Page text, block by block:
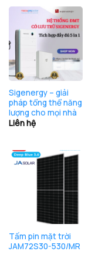
Sigenergy – giải
pháp tổng thể năng
lượng cho mọi nhà
Liên hệ
Tấm pin mặt trời
JAM72S30-530/MR